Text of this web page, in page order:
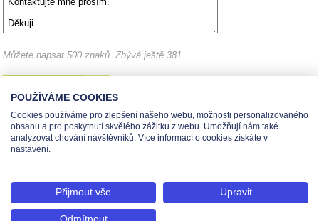
Můžete napsat 500 znaků.Zbývá ještě 381.
Administrace pro prodejce
Tel.: +420 491 519 500 | E-mail: helpdesk@teas.cz | Provozovna: tř. T.Bati 299,
763 02 Zlín
© 2026 Teas spol. s r. o., Platnéřská 88/9, 110 00 Praha 1 - Staré Město, IČO:
POUŽÍVÁME COOKIES
Cookies používáme pro zlepšení našeho webu, možnosti personalizovaného
obsahu a pro poskytnutí skvělého zážitku z webu. Umožňují nám také
analyzovat chování návštěvníků. Více informací o cookies získáte v
nastavení.
Přijmout vše Upravit